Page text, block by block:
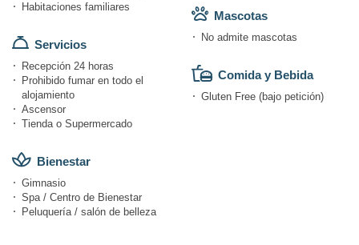
Habitaciones familiares
Servicios
Recepción 24 horas
Prohibido fumar en todo el
alojamiento
Ascensor
Tienda o Supermercado
Bienestar
Gimnasio
Spa / Centro de Bienestar
Peluquería / salón de belleza
Mascotas
No admite mascotas
Comida y Bebida
Gluten Free (bajo petición)